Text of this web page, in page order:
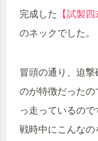
完成した
【試製
のネックでした。
冒頭の通り、迫
のが特徴だった
っ走っているので
戦時中にこんなの